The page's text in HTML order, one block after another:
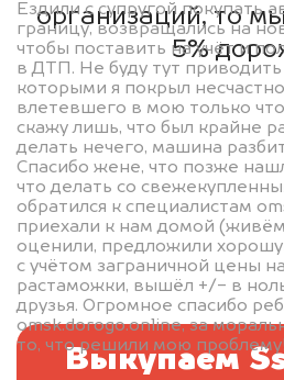
Ездили с супругой покупать
границу, возвращались на
чтобы поставить на учёт и
в ДТП. Не буду тут
которыми я покрыл
влетевшего в мою только
скажу лишь, что был крайне
делать нечего, машина
Спасибо жене, что позже
что делать со
обратился к специалистам
приехали к нам домой
оценили, предложили
с учётом заграничной цены
растаможки, вышёл +/- в
друзья. Огромное спасибо
omsk.dorogo.online, за
то, что решили мою проблему!
организаций, то
5%
Выкупаем